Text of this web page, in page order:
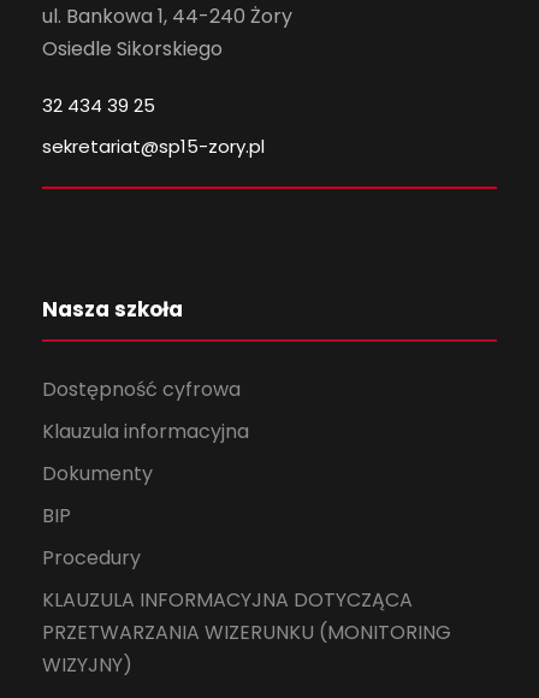
ul. Bankowa 1, 44-240 Żory
Osiedle Sikorskiego
32 434 39 25
sekretariat@sp15-zory.pl
Nasza szkoła
Dostępność cyfrowa
Klauzula informacyjna
Dokumenty
BIP
Procedury
KLAUZULA INFORMACYJNA DOTYCZĄCA
PRZETWARZANIA WIZERUNKU (MONITORING
WIZYJNY)